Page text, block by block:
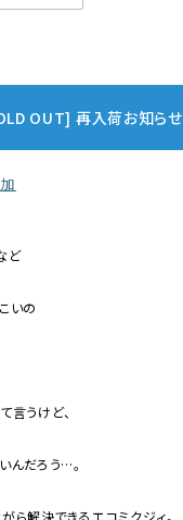
OUT] 再入荷お知らせ
ど
いの
言うけど、
んだろう…。
ら解決できるエコミクジィ。